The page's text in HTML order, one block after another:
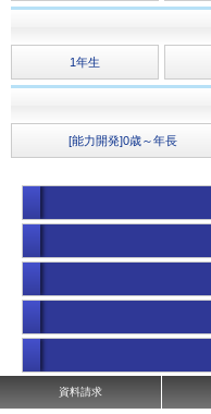
1年生
[能力開発]0歳～年長
資料請求